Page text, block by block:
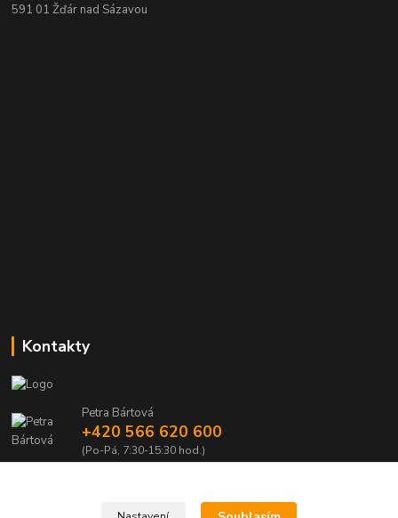
591 01 Žďár nad Sázavou
Kontakty
Petra Bártová
+420 566 620 600
(Po-Pá, 7:30-15:30 hod.)